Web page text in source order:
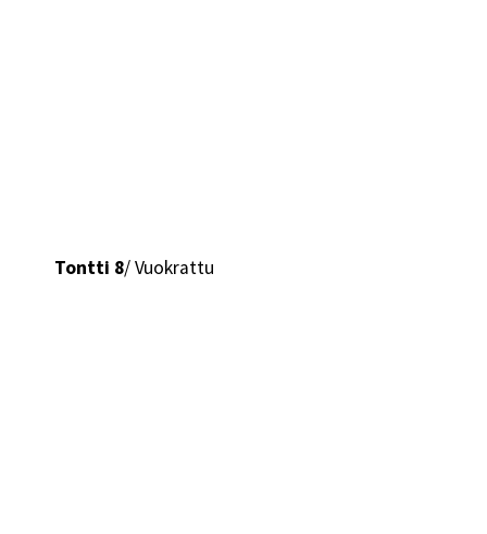
Tontti 8/ Vuokrattu